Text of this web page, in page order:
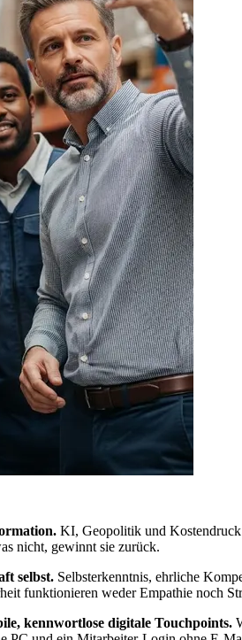
KI, Geopolitik und Kostendruck
nicht, gewinnt sie zurück.
selbst. Selbsterkenntnis, ehrliche
funktionieren weder Empathie noch
kennwortlose digitale Touchpoints.